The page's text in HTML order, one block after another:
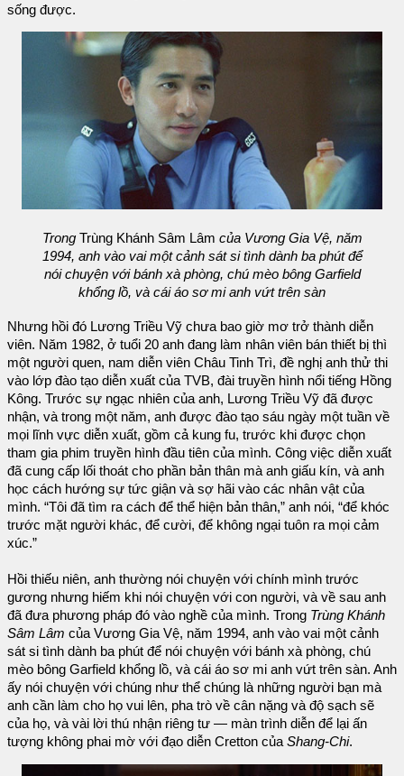
sống được.
Trong Trùng Khánh Sâm Lâm của Vương Gia Vệ, năm
1994, anh vào vai một cảnh sát si tình dành ba phút để
nói chuyện với bánh xà phòng, chú mèo bông Garfield
khổng lồ, và cái áo sơ mi anh vứt trên sàn
Nhưng hồi đó Lương Triều Vỹ chưa bao giờ mơ trở thành diễn
viên. Năm 1982, ở tuổi 20 anh đang làm nhân viên bán thiết bị thì
một người quen, nam diễn viên Châu Tinh Trì, đề nghị anh thử thi
vào lớp đào tạo diễn xuất của TVB, đài truyền hình nổi tiếng Hồng
Kông. Trước sự ngạc nhiên của anh, Lương Triều Vỹ đã được
nhận, và trong một năm, anh được đào tạo sáu ngày một tuần về
mọi lĩnh vực diễn xuất, gồm cả kung fu, trước khi được chọn
tham gia phim truyền hình đầu tiên của mình. Công việc diễn xuất
đã cung cấp lối thoát cho phần bản thân mà anh giấu kín, và anh
học cách hướng sự tức giận và sợ hãi vào các nhân vật của
mình. “Tôi đã tìm ra cách để thể hiện bản thân,” anh nói, “để khóc
trước mặt người khác, để cười, để không ngại tuôn ra mọi cảm
xúc.”
Hồi thiếu niên, anh thường nói chuyện với chính mình trước
gương nhưng hiếm khi nói chuyện với con người, và về sau anh
đã đưa phương pháp đó vào nghề của mình. Trong Trùng Khánh
Sâm Lâm của Vương Gia Vệ, năm 1994, anh vào vai một cảnh
sát si tình dành ba phút để nói chuyện với bánh xà phòng, chú
mèo bông Garfield khổng lồ, và cái áo sơ mi anh vứt trên sàn. Anh
ấy nói chuyện với chúng như thể chúng là những người bạn mà
anh cần làm cho họ vui lên, pha trò về cân nặng và độ sạch sẽ
của họ, và vài lời thú nhận riêng tư — màn trình diễn để lại ấn
tượng không phai mờ với đạo diễn Cretton của Shang-Chi.